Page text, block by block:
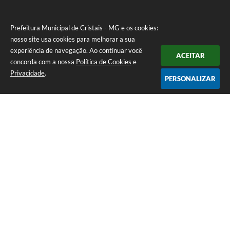
Prefeitura Municipal de Cristais - MG e os cookies:
nosso site usa cookies para melhorar a sua
experiência de navegação. Ao continuar você
concorda com a nossa Política de Cookies e
Privacidade.
ACEITAR
PERSONALIZAR